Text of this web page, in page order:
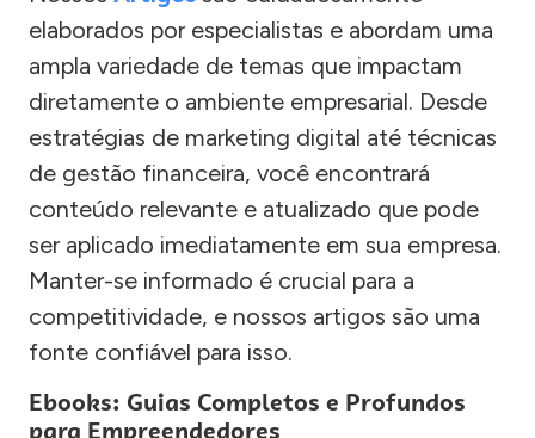
elaborados por especialistas e abordam uma
ampla variedade de temas que impactam
diretamente o ambiente empresarial. Desde
estratégias de marketing digital até técnicas
de gestão financeira, você encontrará
conteúdo relevante e atualizado que pode
ser aplicado imediatamente em sua empresa.
Manter-se informado é crucial para a
competitividade, e nossos artigos são uma
fonte confiável para isso.
Ebooks: Guias Completos e Profundos
para Empreendedores